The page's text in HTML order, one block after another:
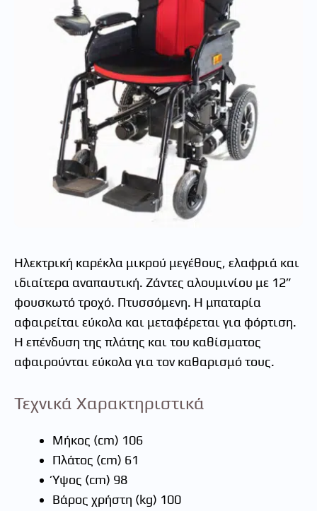
Ηλεκτρική καρέκλα μικρού μεγέθους, ελαφριά και
ιδιαίτερα αναπαυτική. Ζάντες αλουμινίου με 12”
φουσκωτό τροχό. Πτυσσόμενη. Η μπαταρία
αφαιρείται εύκολα και μεταφέρεται για φόρτιση.
Η επένδυση της πλάτης και του καθίσματος
αφαιρούνται εύκολα για τον καθαρισμό τους.
Τεχνικά Χαρακτηριστικά
Μήκος (cm) 106
Πλάτος (cm) 61
Ύψος (cm) 98
Βάρος χρήστη (kg) 100